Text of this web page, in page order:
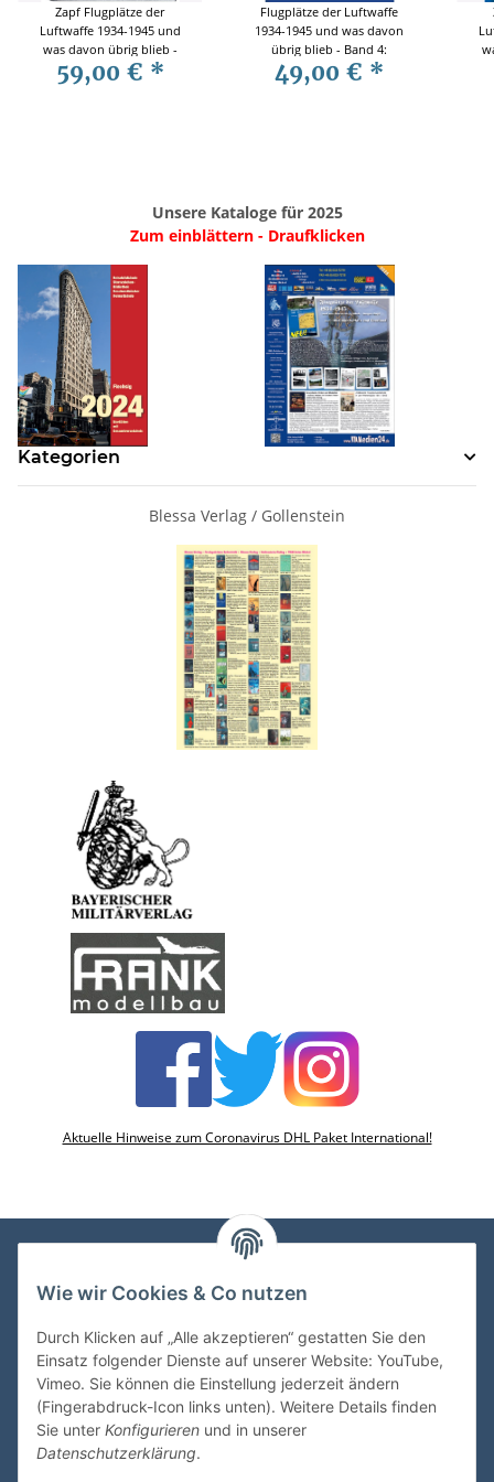
Zapf Flugplätze der
Luftwaffe 1934-1945 und
was davon übrig blieb -
Band 11: Luftgau VI
Nordrhein-Westfalen
59,00 € *
Flugplätze der Luftwaffe
1934-1945 und was davon
übrig blieb - Band 4:
Sachsen-Anhalt - Jürgen
49,00 € *
Unsere Kataloge für 2025
Zum einblättern - Draufklicken
Kategorien
Blessa Verlag / Gollenstein
Aktuelle Hinweise zum Coronavirus DHL Paket International!
VDMedien24.de
Kasernenstraße 6-10
66482 Zweibrücken
Tel. 06332 72710
eMail: heinz.nickel@vdmedien.de
Wie wir Cookies & Co nutzen
Durch Klicken auf „Alle akzeptieren“ gestatten Sie den
Einsatz folgender Dienste auf unserer Website: YouTube,
Vimeo. Sie können die Einstellung jederzeit ändern
(Fingerabdruck-Icon links unten). Weitere Details finden
Sie unter Konfigurieren und in unserer
Datenschutzerklärung.